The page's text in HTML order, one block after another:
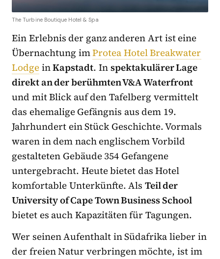
The Turbine Boutique Hotel & Spa
Ein Erlebnis der ganz anderen Art ist eine
Übernachtung imProtea Hotel Breakwater
LodgeinKapstadt. Inspektakulärer Lage
direkt an der berühmten V&A Waterfront
und mit Blick auf den Tafelberg vermittelt
das ehemalige Gefängnis aus dem 19.
Jahrhundert ein Stück Geschichte. Vormals
waren in dem nach englischem Vorbild
gestalteten Gebäude 354 Gefangene
untergebracht. Heute bietet das Hotel
komfortable Unterkünfte. Als Teil der
University of Cape Town Business School
bietet es auch Kapazitäten für Tagungen.
Wer seinen Aufenthalt in Südafrika lieber in
der freien Natur verbringen möchte, ist im